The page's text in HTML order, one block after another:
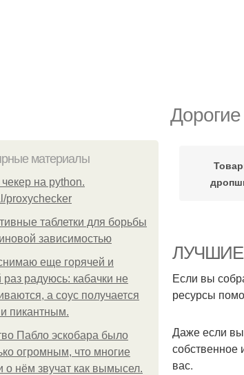
материалы
на python.
proxychecker
таблетки для борьбы
зависимостью
еще горячей и
радуюсь: кабачки не
а соус получается
пикантным.
Пабло эскобара было
огромным, что многие
о нём звучат как вымысел.
ЛУЧШИЕ
Если вы
ресурсы
Даже если
собственное
вас.